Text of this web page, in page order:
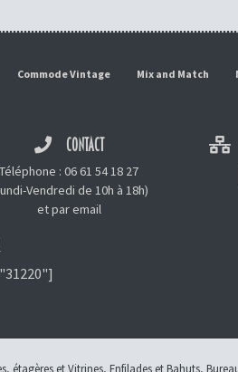
Commode Vintage Mix and Match
CONTACT
Téléphone : 06 61 54 18 27
Vendredi de 10h à 18h)
etpar email
, étagères et Vitrines, Enfilades et Bahuts,